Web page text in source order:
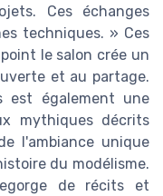
Ces échanges
techniques. » Ces
le salon crée un
et au partage.
est également une
mythiques décrits
l'ambiance unique
du modélisme.
de récits et